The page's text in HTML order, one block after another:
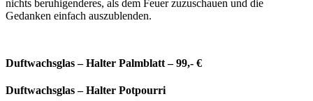
nichts beruhigenderes, als dem Feuer zuzuschauen und die
Gedanken einfach auszublenden.
Duftwachsglas – Halter Palmblatt – 99,- €
Duftwachsglas – Halter Potpourri